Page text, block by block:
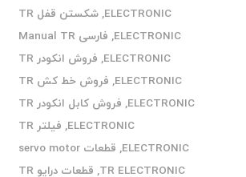
ELECTRONIC
,
شکستن قفل TR
ELECTRONIC
,
فارسی Manual TR
ELECTRONIC
,
فروش انکودر TR
ELECTRONIC
,
فروش خط کش TR
ELECTRONIC
,
فروش کابل انکودر TR
ELECTRONIC
,
فیلتر TR
ELECTRONIC
,
قطعات servo motor
TR ELECTRONIC
,
قطعات درایو TR